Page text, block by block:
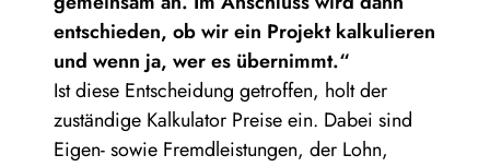
entschieden, ob wir ein Projekt kalkulieren
und wenn ja, wer es übernimmt.“
Ist diese Entscheidung getroffen, holt der
zuständige Kalkulator Preise ein. Dabei sind
Eigen- sowie Fremdleistungen, der Lohn,